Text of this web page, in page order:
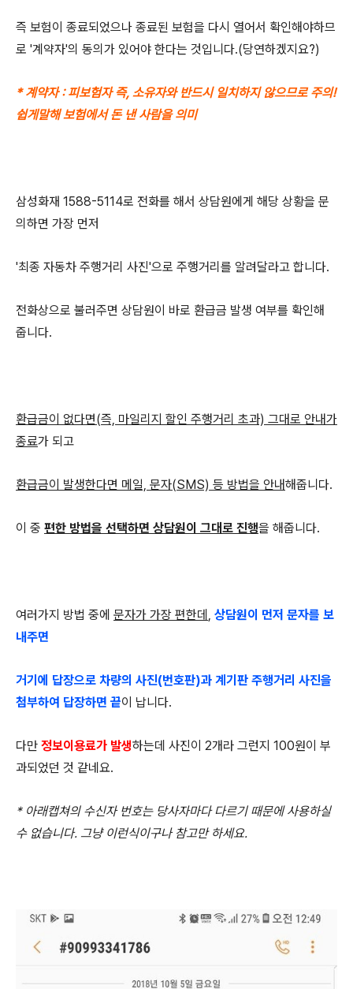
즉 보험이 종료되었으나 종료된 보험을 다시 열어서 확인해야하므
로 '계약자'의 동의가 있어야 한다는 것입니다.(당연하겠지요?)
* 계약자 : 피보험자 즉, 소유자와 반드시 일치하지 않으므로 주의!
쉽게말해 보험에서 돈 낸 사람을 의미
삼성화재 1588-5114로 전화를 해서 상담원에게 해당 상황을 문
의하면 가장 먼저
'최종 자동차 주행거리 사진'으로 주행거리를 알려달라고 합니다.
전화상으로 불러주면 상담원이 바로 환급금 발생 여부를 확인해
줍니다.
환급금이 없다면(즉, 마일리지 할인 주행거리 초과) 그대로 안내가
종료가 되고
환급금이 발생한다면 메일, 문자(SMS) 등 방법을 안내해줍니다.
이 중 편한 방법을 선택하면 상담원이 그대로 진행을 해줍니다.
여러가지 방법 중에 문자가 가장 편한데 , 상담원이 먼저 문자를 보
내주면
거기에 답장으로 차량의 사진(번호판)과 계기판 주행거리 사진을
첨부하여 답장하면 끝이 납니다.
다만 정보이용료가 발생하는데 사진이 2개라 그런지 100원이 부
과되었던 것 같네요.
* 아래캡쳐의 수신자 번호는 당사자마다 다르기 때문에 사용하실
수 없습니다. 그냥 이런식이구나 참고만 하세요.